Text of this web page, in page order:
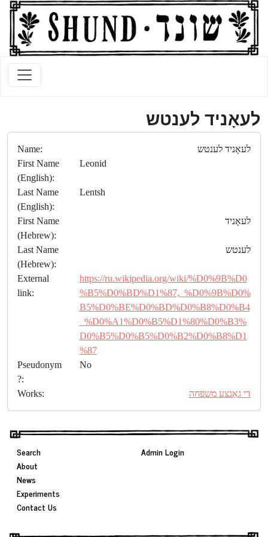
לעאָניד לענטש
Name:
לעאָניד לענטש
First Name
(English):
Leonid
Last Name
(English):
Lentsh
First Name
(Hebrew):
לעאָניד
Last Name
(Hebrew):
לענטש
External
link:
https://ru.wikipedia.org/wiki/%D0%9B%D0
%B5%D0%BD%D1%87,_%D0%9B%D0%
B5%D0%BE%D0%BD%D0%B8%D0%B4
_%D0%A1%D0%B5%D1%80%D0%B3%
D0%B5%D0%B5%D0%B2%D0%B8%D1
%87
Pseudonym
?:
No
Works: די גאַנצע משפּחה
Search
About
News
Experiments
Contact Us
Admin Login